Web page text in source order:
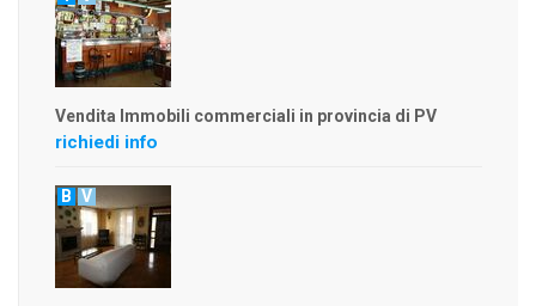
Vendita Immobili commerciali in provincia di PV
richiedi info
B V